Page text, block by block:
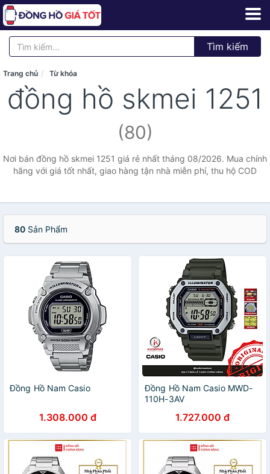
Tìm kiếm
Trang chủ Từ khóa
đồng hồ skmei 1251
(80)
Nơi bán đồng hồ skmei 1251 giá rẻ nhất tháng 08/2026. Mua chính
hãng với giá tốt nhất, giao hàng tận nhà miễn phí, thu hộ COD
80 Sản Phẩm
Đồng Hồ Nam Casio
1.308.000 đ
Đồng Hồ Nam Casio MWD-
110H-3AV
1.727.000 đ